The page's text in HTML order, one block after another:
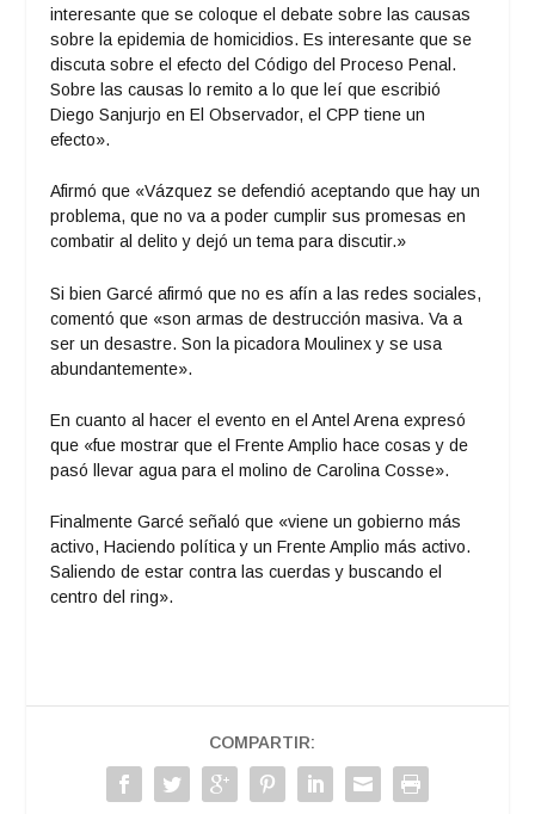
interesante que se coloque el debate sobre las causas
sobre la epidemia de homicidios. Es interesante que se
discuta sobre el efecto del Código del Proceso Penal.
Sobre las causas lo remito a lo que leí que escribió
Diego Sanjurjo en El Observador, el CPP tiene un
efecto».
Afirmó que «Vázquez se defendió aceptando que hay un
problema, que no va a poder cumplir sus promesas en
combatir al delito y dejó un tema para discutir.»
Si bien Garcé afirmó que no es afín a las redes sociales,
comentó que «son armas de destrucción masiva. Va a
ser un desastre. Son la picadora Moulinex y se usa
abundantemente».
En cuanto al hacer el evento en el Antel Arena expresó
que «fue mostrar que el Frente Amplio hace cosas y de
pasó llevar agua para el molino de Carolina Cosse».
Finalmente Garcé señaló que «viene un gobierno más
activo, Haciendo política y un Frente Amplio más activo.
Saliendo de estar contra las cuerdas y buscando el
centro del ring».
COMPARTIR: